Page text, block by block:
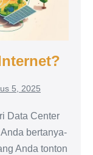
5, 2025
Data Center
bertanya-
Anda tonton